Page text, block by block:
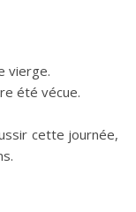
vierge.
été vécue.
cette journée,